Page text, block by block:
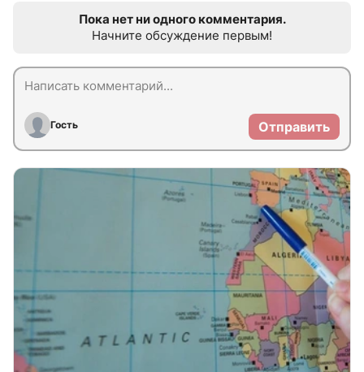
Пока нет ни одного комментария.
Начните обсуждение первым!
Гость Отправить